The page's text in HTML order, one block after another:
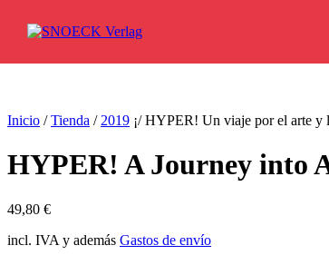
Inicio /Tienda / 2019 ¡/ HYPER! Un viaje por el arte y
HYPER! A Journey into
49,80 €
incl. IVA y además Gastos de envío